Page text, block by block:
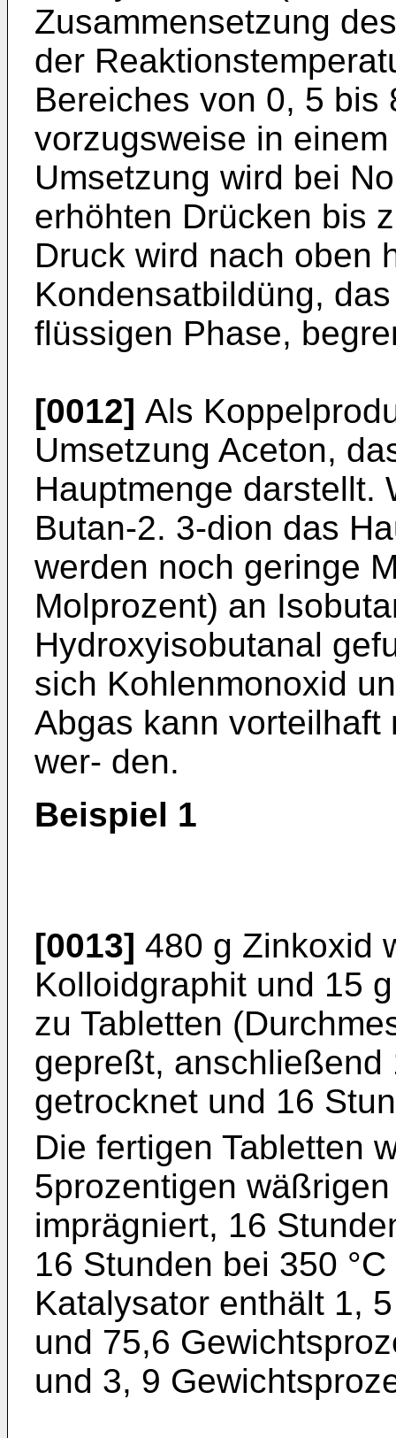
Zusammensetzung
der
Bereiches von 0, 5 bis
vorzugsweise in
Umsetzung wird bei
erhöhten Drücken bis
Druck wird nach oben
Kondensatbildüng,
flüssigen Phase,
[0012] Als
Umsetzung Aceton,
Hauptmenge darstellt.
Butan-2. 3-dion das
werden noch geringe
Molprozent) an
Hydroxyisobutanal
sich Kohlenmonoxid
Abgas kann
wer- den.
Beispiel 1
[0013] 480 g Zinkoxid
Kolloidgraphit und 15
zu Tabletten
gepreßt, anschließend
getrocknet und 16
Die fertigen Tabletten
5prozentigen
imprägniert, 16
16 Stunden bei 350
Katalysator enthält 1,
und 75,6
und 3, 9